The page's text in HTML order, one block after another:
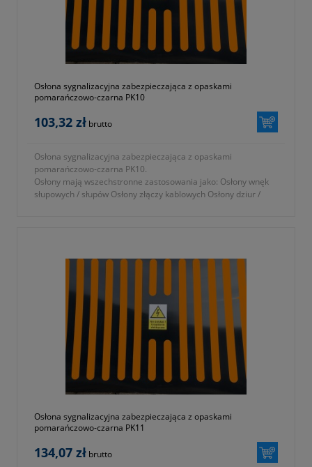
Osłona sygnalizacyjna zabezpieczająca z opaskami
pomarańczowo-czarna PK10
103,32 zł brutto
Osłona sygnalizacyjna zabezpieczająca z opaskami
pomarańczowo-czarna PK10.
Osłony mają wszechstronne zastosowania jako: Osłony wnęk
słupowych / słupów Osłony złączy kablowych Osłony dziur /
Osłona sygnalizacyjna zabezpieczająca z opaskami
pomarańczowo-czarna PK11
134,07 zł brutto